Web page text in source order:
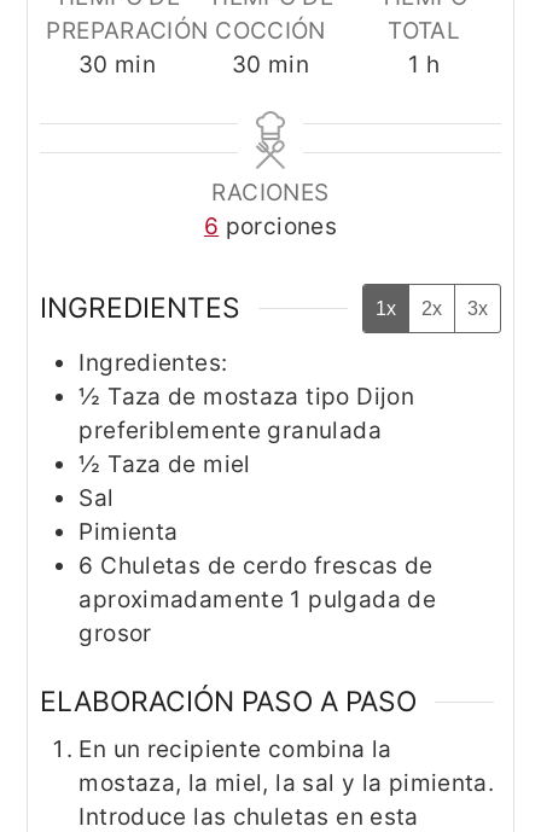
PREPARACIÓN
30 minutos
min
COCCIÓN
30 minutos
min
TOTAL
1 hora
h
RACIONES
6 porciones
INGREDIENTES 1x 2x 3x
Ingredientes:
½ Taza de mostaza tipo Dijon
preferiblemente granulada
½ Taza de miel
Sal
Pimienta
6 Chuletas de cerdo frescas de
aproximadamente 1 pulgada de
grosor
ELABORACIÓN PASO A PASO
En un recipiente combina la
mostaza, la miel, la sal y la pimienta.
Introduce las chuletas en esta